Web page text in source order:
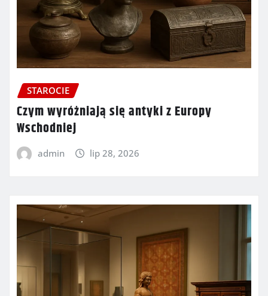
STAROCIE
Czym wyróżniają się antyki z Europy
Wschodniej
admin lip 28, 2026